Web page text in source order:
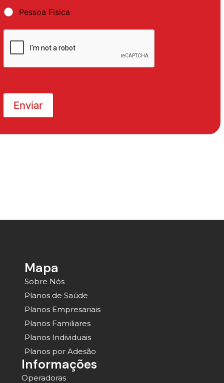
Pessoa Fisica
Enviar
Mapa
Sobre Nós
Planos de Saúde
Planos Empresariais
Planos Familiares
Planos Individuais
Planos por Adesão
Informações
Operadoras